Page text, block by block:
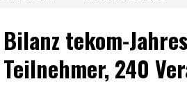
Bilanz tekom-
Teilnehmer, 240